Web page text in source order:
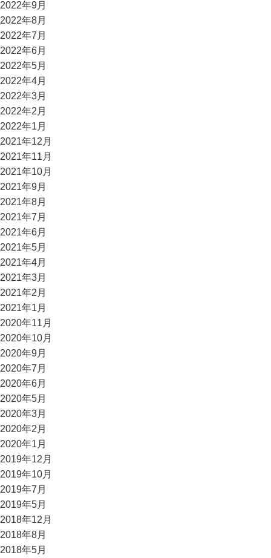
2022年9月
2022年8月
2022年7月
2022年6月
2022年5月
2022年4月
2022年3月
2022年2月
2022年1月
2021年12月
2021年11月
2021年10月
2021年9月
2021年8月
2021年7月
2021年6月
2021年5月
2021年4月
2021年3月
2021年2月
2021年1月
2020年11月
2020年10月
2020年9月
2020年7月
2020年6月
2020年5月
2020年3月
2020年2月
2020年1月
2019年12月
2019年10月
2019年7月
2019年5月
2018年12月
2018年8月
2018年5月